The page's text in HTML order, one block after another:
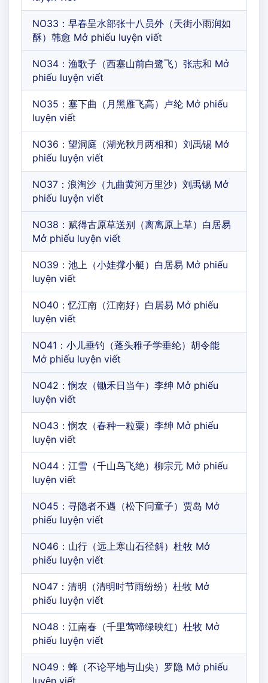
NO33：早春呈水部张十八员外（天街小雨润如
酥）韩愈 Mở phiếu luyện viết
NO34：渔歌子（西塞山前白鹭飞）张志和 Mở
phiếu luyện viết
NO35：塞下曲（月黑雁飞高）卢纶 Mở phiếu
luyện viết
NO36：望洞庭（湖光秋月两相和）刘禹锡 Mở
phiếu luyện viết
NO37：浪淘沙（九曲黄河万里沙）刘禹锡 Mở
phiếu luyện viết
NO38：赋得古原草送别（离离原上草）白居易
Mở phiếu luyện viết
NO39：池上（小娃撑小艇）白居易 Mở phiếu
luyện viết
NO40：忆江南（江南好）白居易 Mở phiếu
luyện viết
NO41：小儿垂钓（蓬头稚子学垂纶）胡令能
Mở phiếu luyện viết
NO42：悯农（锄禾日当午）李绅 Mở phiếu
luyện viết
NO43：悯农（春种一粒粟）李绅 Mở phiếu
luyện viết
NO44：江雪（千山鸟飞绝）柳宗元 Mở phiếu
luyện viết
NO45：寻隐者不遇（松下问童子）贾岛 Mở
phiếu luyện viết
NO46：山行（远上寒山石径斜）杜牧 Mở
phiếu luyện viết
NO47：清明（清明时节雨纷纷）杜牧 Mở
phiếu luyện viết
NO48：江南春（千里莺啼绿映红）杜牧 Mở
phiếu luyện viết
NO49：蜂（不论平地与山尖）罗隐 Mở phiếu
luyện viết